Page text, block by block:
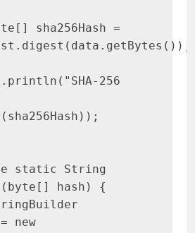
256
hash) {
new